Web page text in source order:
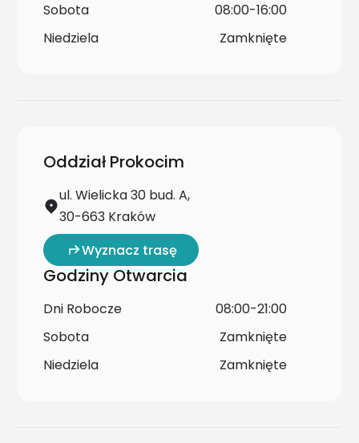
Sobota
08:00-16:00
Niedziela
Zamknięte
Oddział Prokocim
ul. Wielicka 30 bud. A,
30-663 Kraków
Wyznacz trasę
Godziny Otwarcia
Dni Robocze
08:00-21:00
Sobota
Zamknięte
Niedziela
Zamknięte